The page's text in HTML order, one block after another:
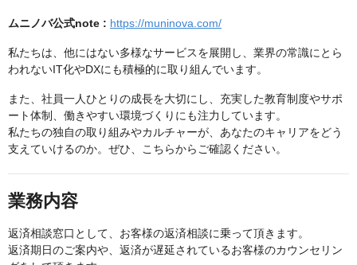
ムニノバ公式note : https://muninova.com/
私たちは、他にはない多様なサービスを展開し、業界の常識にとら
われないIT化やDXにも積極的に取り組んでいます。
また、社員一人ひとりの成長を大切にし、充実した教育制度やサポ
ート体制、働きやすい環境づくりにも注力しています。
私たちの独自の取り組みやカルチャーが、あなたのキャリアをどう
支えていけるのか。ぜひ、こちらからご確認ください。
業務内容
返済相談窓口として、お客様の返済相談に乗って頂きます。
返済期日のご案内や、返済が遅延されているお客様のカウンセリン